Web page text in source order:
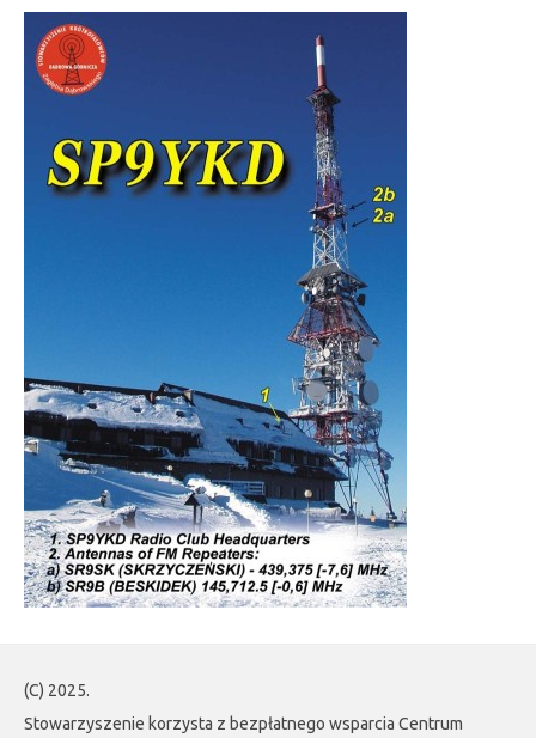
(C) 2025.
Stowarzyszenie korzysta z bezpłatnego wsparcia Centrum